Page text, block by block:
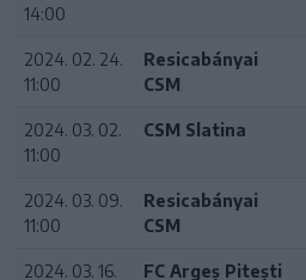
14:00
2024. 02. 24.
11:00
Resicabányai
CSM
2024. 03. 02.
11:00
CSM Slatina
2024. 03. 09.
11:00
Resicabányai
CSM
2024. 03. 16.
FC Argeș Pitești